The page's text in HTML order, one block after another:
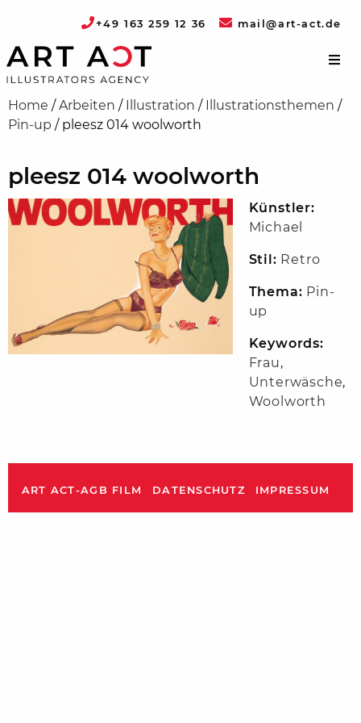
+49 163 259 12 36 mail@art-act.de
Home /Arbeiten / Illustration / Illustrationsthemen /
Pin-up / pleesz 014 woolworth
pleesz 014 woolworth
Künstler:
Michael
Stil: Retro
Thema: Pin-
up
Keywords:
Frau,
Unterwäsche,
Woolworth
ART ACT-AGB FILM DATENSCHUTZ IMPRESSUM